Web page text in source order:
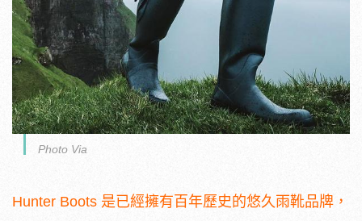
Photo Via
Hunter Boots 是已經擁有百年歷史的悠久雨靴品牌，